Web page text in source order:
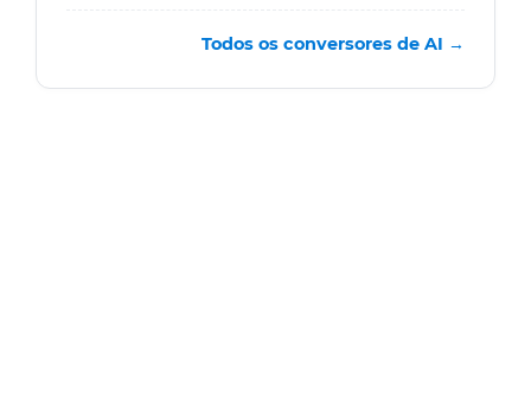
Todos os conversores de AI →